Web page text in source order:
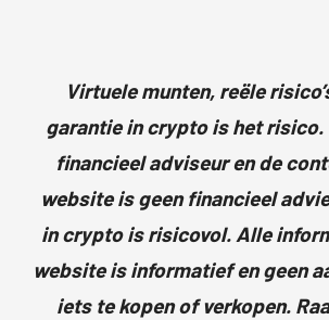
Virtuele munten, reële
garantie in crypto is het risico.
financieel adviseur en de
website is geen financieel
in crypto is risicovol. Alle
website is informatief en geen
iets te kopen of verkopen.